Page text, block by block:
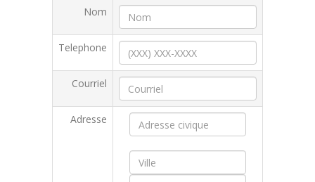
Nom
Telephone
Courriel
Adresse